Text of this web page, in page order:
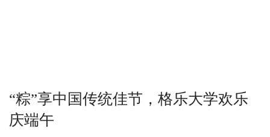
“粽”享中国传统佳节，格乐大学欢乐
庆端午